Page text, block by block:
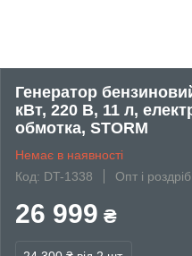
Генератор
кВт, 220 В, 11 л,
обмотка, STORM
Немає в наявності
Код: DT-1338
Опт і роздріб
26 999 ₴